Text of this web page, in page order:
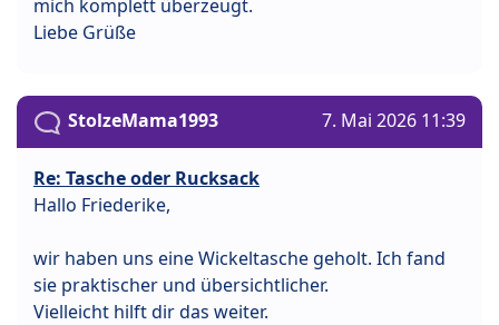
mich komplett überzeugt.
Liebe Grüße
StolzeMama1993 7. Mai 2026 11:39
Re: Tasche oder Rucksack
Hallo Friederike,
wir haben uns eine Wickeltasche geholt. Ich fand
sie praktischer und übersichtlicher.
Vielleicht hilft dir das weiter.